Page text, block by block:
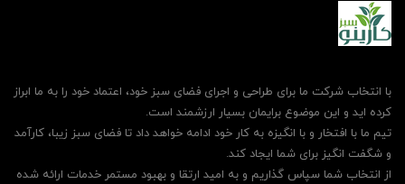
با انتخاب شرکت ما برای طراحی و اجرای فضای سبز خود، اعتماد خود را به ما ابراز
کرده اید و این موضوع برایمان بسیار ارزشمند است.
تیم ما با افتخار و با انگیزه به کار خود ادامه خواهد داد تا فضای سبز زیبا، کارآمد
و شگفت انگیز برای شما ایجاد کند.
از انتخاب شما سپاس گذاریم و به امید ارتقا و بهبود مستمر خدمات ارائه شده